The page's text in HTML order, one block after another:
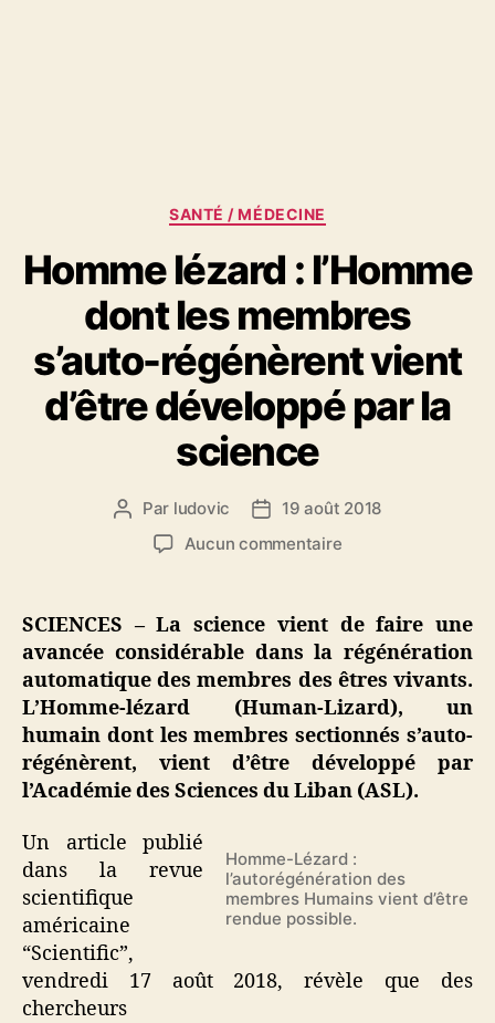
Catégories
SANTÉ / MÉDECINE
Homme lézard : l’Homme
dont les membres
s’auto-régénèrent vient
d’être développé par la
science
Auteur
l’article
Par ludovic
Date19 août 2018
Aucun commentairesur
l’Homme
dont
les
membres
s’auto-
régénèrent
vient
par
la
science
SCIENCES – La science vient de faire une
avancée considérable dans la régénération
automatique des membres des êtres vivants.
L’Homme-lézard (Human-Lizard), un
humain dont les membres sectionnés s’auto-
régénèrent, vient d’être développé par
l’Académie des Sciences du Liban (ASL).
Homme-Lézard :
l’autorégénération des
membres Humains vient d’être
rendue possible.
Un article publié
dans la revue
scientifique
américaine
“Scientific”,
vendredi 17 août 2018, révèle que des
chercheurs